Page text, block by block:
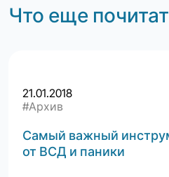
Что еще
21.01.2018
#Архив
Самый важный
от ВСД и паники